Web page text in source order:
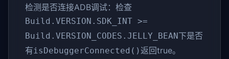
检测是否连接ADB调试：检查
Build.VERSION.SDK_INT >=
Build.VERSION_CODES.JELLY_BEAN下是否
有isDebuggerConnected()返回true。